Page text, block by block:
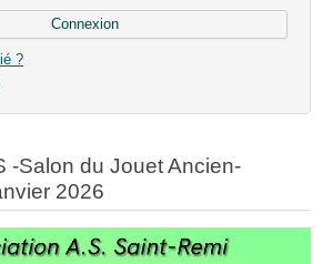
?
-Salon du Jouet Ancien-
2026